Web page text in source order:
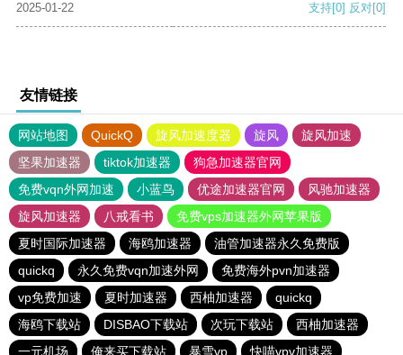
2025-01-22 支持[0] 反对[0]
友情链接
网站地图 QuickQ 旋风加速度器 旋风
旋风加速
坚果加速器
tiktok加速器
狗急加速器官网
免费vqn外网加速
小蓝鸟 优途加速器官网
风驰加速器
旋风加速器
八戒看书
免费vps加速器外网苹果版
夏时国际加速器
海鸥加速器
油管加速器永久免费版
quickq
永久免费vqn加速外网
免费海外pvn加速器
vp免费加速
夏时加速器 西柚加速器
quickq
海鸥下载站
DISBAO下载站 次玩下载站
西柚加速器
一元机场
俺来买下载站 暴雪vp 快喵vpv加速器